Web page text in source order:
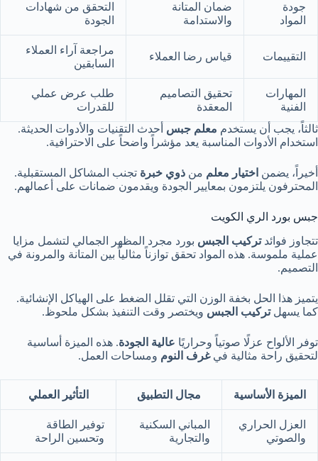
جودة
المواد
ضمان المتانة
والاستدامة
التحقق من شهادات
الجودة
التقييمات قياس رضا العملاء
مراجعة آراء العملاء
السابقين
المهارات
الفنية
تحقيق التصاميم
المعقدة
طلب عرض عملي
للقدرات
ثالثاً، يجب أن يستخدم معلم جبس أحدث التقنيات والأدوات الحديثة.
استخدام الأدوات المناسبة يعد مؤشراً واضحاً على الاحترافية.
أخيراً، يضمن اختيار معلم من ذوي خبرة تجنب المشاكل المستقبلية.
المحترفون يلتزمون بمعايير الجودة ويقدمون ضمانات على أعمالهم.
جبس بورد الري الكويت
تتجاوز فوائدتركيب الجبس بورد مجرد المظهر الجمالي لتشمل مزايا
عملية ملموسة. هذه المواد تحقق توازناً مثالياً بين المتانة والمرونة في
التصميم.
يتميز هذا الحل بخفة الوزن التي تقلل الضغط على الهياكل الإنشائية.
كما يسهلتركيب الجبس ويختصر وقت التنفيذ بشكل ملحوظ.
توفر الألواح عزلًا صوتياً وحراريًا عالية الجودة. هذه الميزة أساسية
لتحقيق راحة مثالية فيغرف النوم ومساحات العمل.
الميزة الأساسية مجال التطبيق التأثير العملي
العزل الحراري
والصوتي
المباني السكنية
والتجارية
توفير الطاقة
وتحسين الراحة